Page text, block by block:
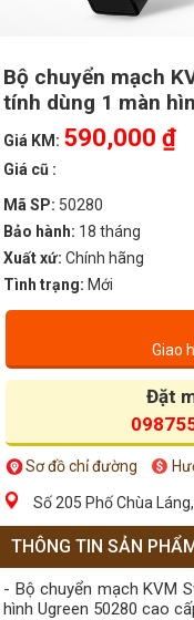
Bộ chuyển mạch
tính dùng 1 màn
Giá KM: 590,000 ₫
Giá cũ :
Mã SP: 50280
Bảo hành: 18 tháng
Xuất xứ: Chính hãng
Tình trạng: Mới
Giao
Đặt
Sơ đồ chỉ đường
Số 205 Phố Chùa
THÔNG TIN SẢN
- Bộ chuyển mạch KVM
hình Ugreen 50280 cao